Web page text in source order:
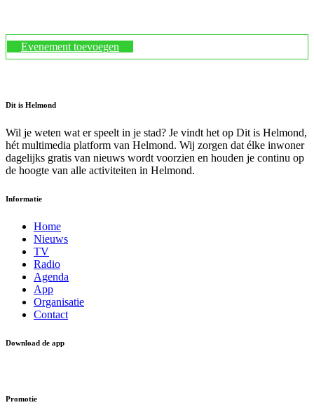
Evenement toevoegen
Dit is Helmond
Wil je weten wat er speelt in je stad? Je vindt het op Dit is Helmond,
hét multimedia platform van Helmond. Wij zorgen dat élke inwoner
dagelijks gratis van nieuws wordt voorzien en houden je continu op
de hoogte van alle activiteiten in Helmond.
Informatie
Home
Nieuws
TV
Radio
Agenda
App
Organisatie
Contact
Download de app
Promotie